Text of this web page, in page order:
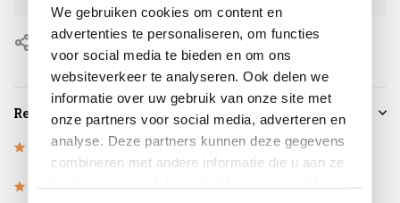
We gebruiken cookies om content en
advertenties te personaliseren, om functies
voor social media te bieden en om ons
websiteverkeer te analyseren. Ook delen we
informatie over uw gebruik van onze site met
onze partners voor social media, adverteren en
analyse. Deze partners kunnen deze gegevens
combineren met andere informatie die u aan ze
Delen
Reviews
5/ 5 Based on 3 reviews
5/5 5/5